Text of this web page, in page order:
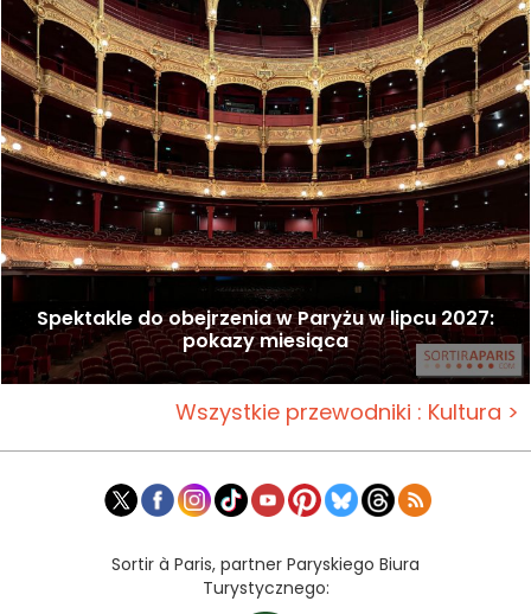
Spektakle do obejrzenia w Paryżu w lipcu 2027:
pokazy miesiąca
Wszystkie przewodniki : Kultura >
Sortir à Paris, partner Paryskiego Biura
Turystycznego: